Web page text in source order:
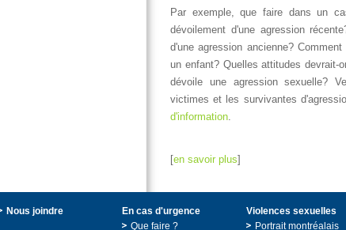
unenfant?Quellesattitudesdevrait-
d'information.
[ensavoirplus]
Nousjoindre
Encasd'urgence
Quefaire?
Violencessexuelles
Portraitmontréalais